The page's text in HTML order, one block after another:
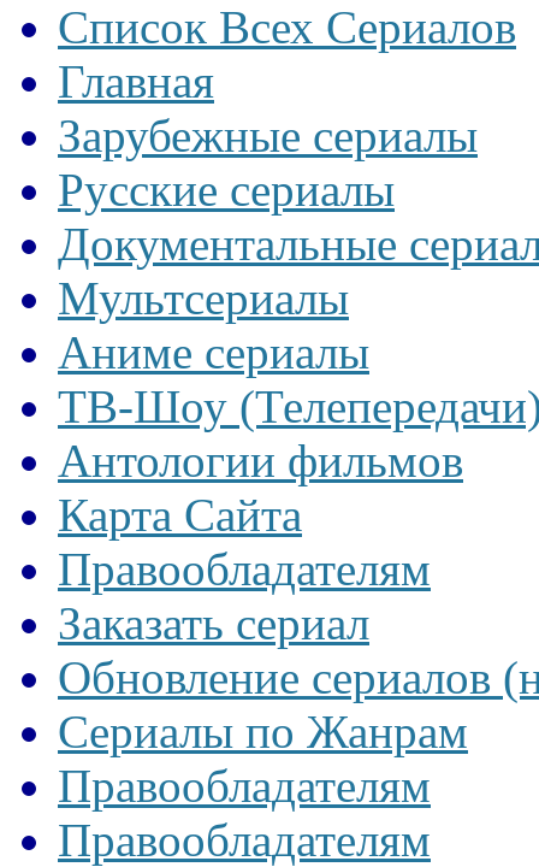
Список Всех Сериалов
Главная
Зарубежные сериалы
Русские сериалы
Документальные
Мультсериалы
Аниме сериалы
ТВ-Шоу
Антологии фильмов
Карта Сайта
Правообладателям
Заказать сериал
Обновление сериалов
Сериалы по Жанрам
Правообладателям
Правообладателям